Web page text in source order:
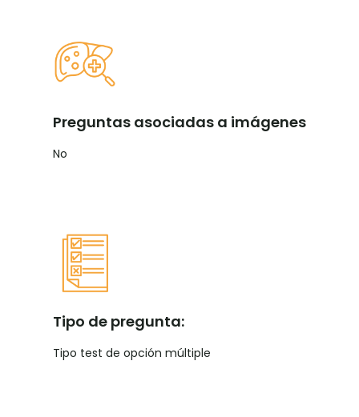
Preguntas asociadas a imágenes
No
Tipo de pregunta:
Tipo test de opción múltiple